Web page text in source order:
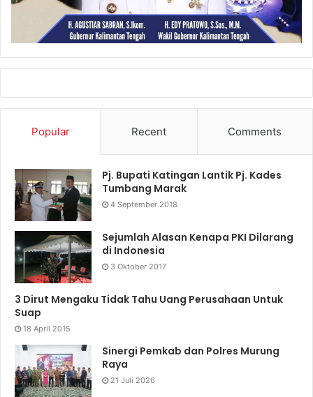
Popular Recent Comments
Pj. Bupati Katingan Lantik Pj. Kades
Tumbang Marak
4 September 2018
Sejumlah Alasan Kenapa PKI Dilarang
di Indonesia
3 Oktober 2017
3 Dirut Mengaku Tidak Tahu Uang Perusahaan Untuk
Suap
18 April 2015
Sinergi Pemkab dan Polres Murung
Raya
21 Juli 2026